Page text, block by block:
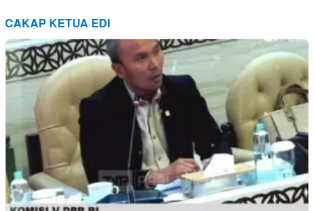
CAKAP KETUA EDI